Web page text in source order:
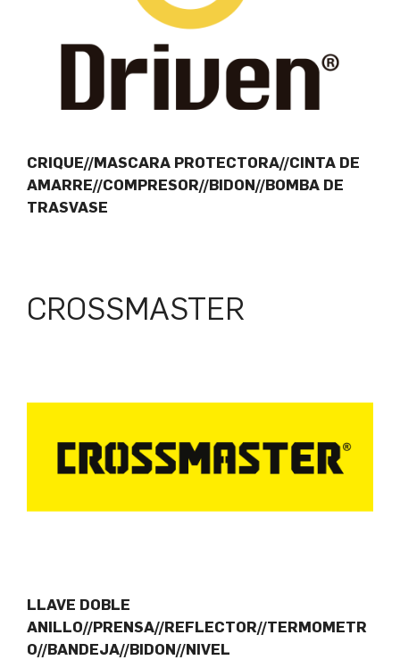
CRIQUE//MASCARA PROTECTORA//CINTA DE
AMARRE//COMPRESOR//BIDON//BOMBA DE
TRASVASE
CROSSMASTER
LLAVE DOBLE
ANILLO//PRENSA//REFLECTOR//TERMOMETR
O//BANDEJA//BIDON//NIVEL